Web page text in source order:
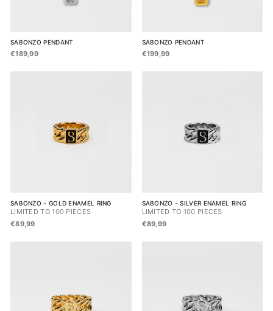
SABONZO PENDANT
€189,99
SABONZO PENDANT
€199,99
SABONZO - GOLD ENAMEL RING
LIMITED TO 100 PIECES
€89,99
SABONZO - SILVER ENAMEL RING
LIMITED TO 100 PIECES
€89,99